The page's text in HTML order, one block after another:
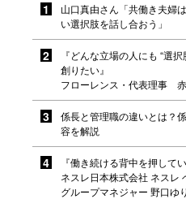
山口真由さん「共働き夫婦
い選択肢を話し合おう」
『どんな立場の人にも “選
創りたい』
フローレンス・代表理事 赤
係長と管理職の違いとは？
容を解説
『働き続ける背中を押して
ネスレ日本株式会社 ネスレ
グループマネジャー 野口ゆ